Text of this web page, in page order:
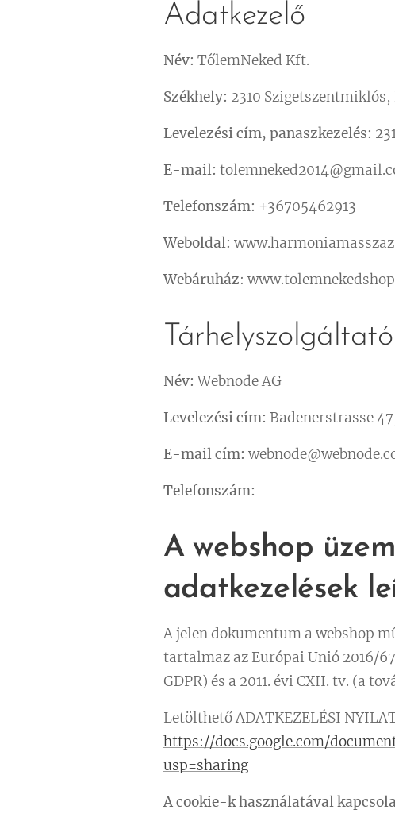
Adatkezelő
Név: TőlemNeked Kft.
Székhely: 2310
Levelezési cím, panaszkezelés:
E-mail:
Telefonszám: +36705462913
Weboldal:
Webáruház:
Tárhelyszolgáltató
Név: Webnode AG
Levelezési cím: Badenerstrasse
E-mail cím:
Telefonszám:
A webshop
adatkezelések
A jelen dokumentum a webshop
tartalmaz az Európai Unió 2016/
GDPR) és a 2011. évi CXII. tv. (a
Letölthető ADATKEZELÉSI
https://docs.google.com/
usp=sharing
A cookie-k használatával